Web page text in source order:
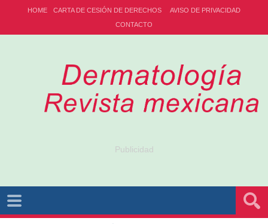
HOME CARTA DE CESIÓN DE DERECHOS
AVISO DE PRIVACIDAD
CONTACTO
Publicidad